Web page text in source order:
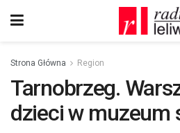
Strona Główna Region
Tarnobrzeg.
dzieci w muzeum